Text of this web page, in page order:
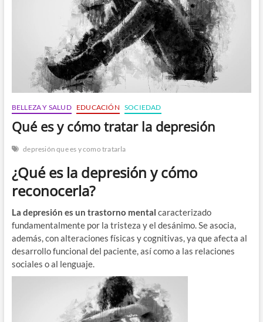
n
BELLEZA Y SALUD EDUCACIÓN SOCIEDAD
Qué es y cómo tratar la depresión
depresión que es y como tratarla
¿Qué es la depresión y cómo
reconocerla?
La depresión es un trastorno mental caracterizado
fundamentalmente por la tristeza y el desánimo. Se asocia,
además, con alteraciones físicas y cognitivas, ya que afecta al
desarrollo funcional del paciente, así como a las relaciones
sociales o al lenguaje.